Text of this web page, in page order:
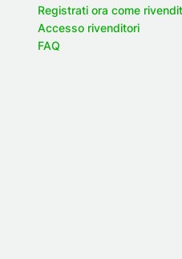
Registrati ora come
Accesso rivenditori
FAQ